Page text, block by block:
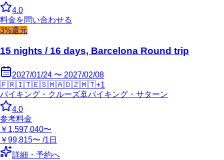
4.0
料金を問い合わせる
3%還元
15 nights / 16 days, Barcelona Round trip
2027/01/24 〜 2027/02/08
🇫🇷🇮🇹🇪🇸🇲🇦🇩🇿🇲🇹+1
バイキング・クルーズ🚢 バイキング・サターン
4.0
参考料金
￥1,597,040〜
￥99,815〜 /1日
詳細・予約へ